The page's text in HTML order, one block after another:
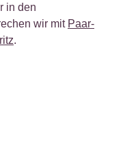
in den
wir mit Paar-
.